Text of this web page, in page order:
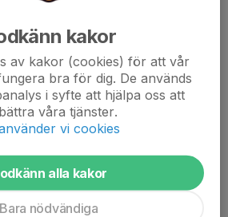
kakor
av kakor (cookies) för att vår
bra för dig. De används
i syfte att hjälpa oss att
våra tjänster.
vi cookies
alla kakor
Bara nödvändiga